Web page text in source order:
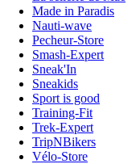
Made in Paradis
Nauti-wave
Pecheur-Store
Smash-Expert
Sneak'In
Sneakids
Sport is good
Training-Fit
Trek-Expert
TripNBikers
Vélo-Store